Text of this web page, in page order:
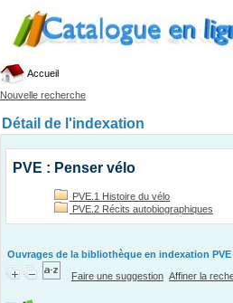
Accueil
Nouvelle recherche
Détail de l'indexation
PVE : Penser vélo
PVE.1 Histoire du vélo
PVE.2 Récits autobiographiques
Ouvrages de la bibliothèque en indexation PVE
Faire une suggestion Affiner la